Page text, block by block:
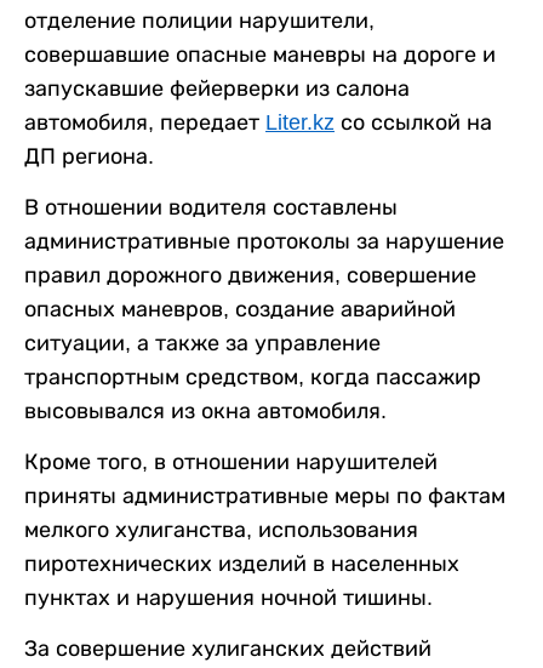
отделение полиции нарушители,
совершавшие опасные маневры на дороге и
запускавшие фейерверки из салона
автомобиля, передает Liter.kz со ссылкой на
ДП региона.
В отношении водителя составлены
административные протоколы за нарушение
правил дорожного движения, совершение
опасных маневров, создание аварийной
ситуации, а также за управление
транспортным средством, когда пассажир
высовывался из окна автомобиля.
Кроме того, в отношении нарушителей
приняты административные меры по фактам
мелкого хулиганства, использования
пиротехнических изделий в населенных
пунктах и нарушения ночной тишины.
За совершение хулиганских действий